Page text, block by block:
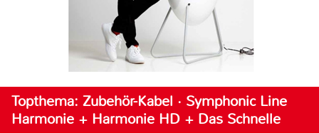
Topthema: Zubehör-Kabel · Symphonic Line
Harmonie + Harmonie HD + Das Schnelle